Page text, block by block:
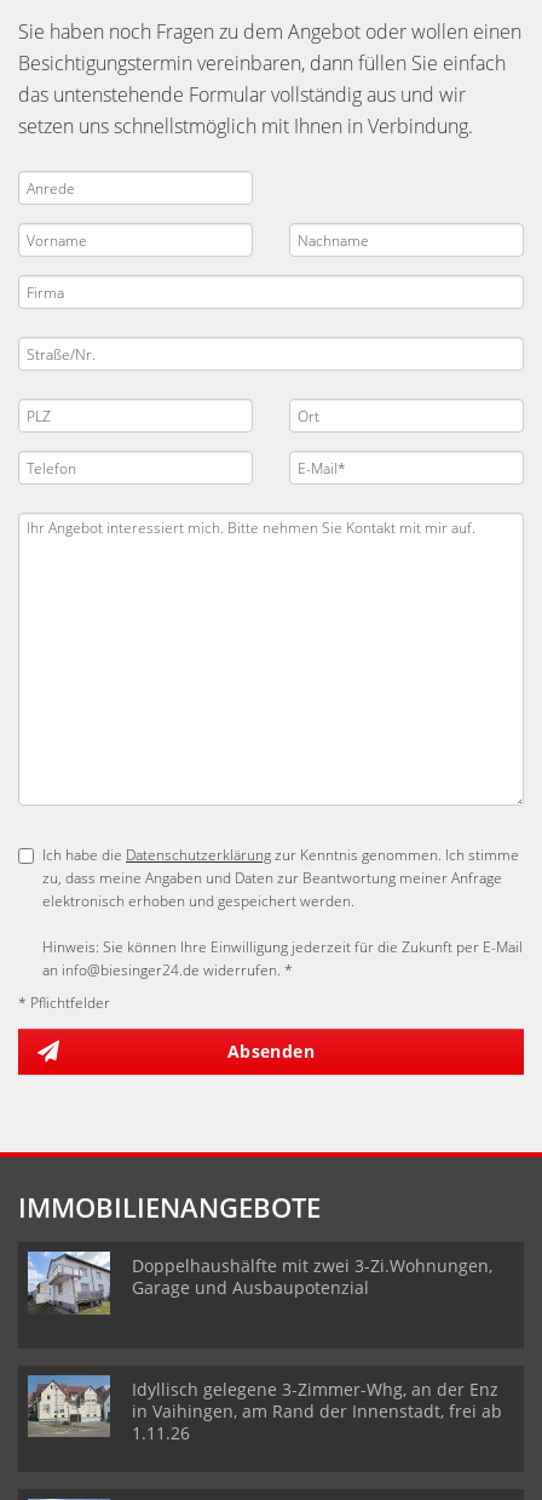
Sie haben noch Fragen zu dem Angebot oder wollen einen
Besichtigungstermin vereinbaren, dann füllen Sie einfach
das untenstehende Formular vollständig aus und wir
setzen uns schnellstmöglich mit Ihnen in Verbindung.
Ich habe die Datenschutzerklärungzur Kenntnis genommen. Ich stimme
zu, dass meine Angaben und Daten zur Beantwortung meiner Anfrage
elektronisch erhoben und gespeichert werden.
Hinweis: Sie können Ihre Einwilligung jederzeit für die Zukunft per E-Mail
an info@biesinger24.de widerrufen. *
* Pflichtfelder
Absenden
IMMOBILIENANGEBOTE
Doppelhaushälfte mit zwei 3-Zi.Wohnungen,
Garage und Ausbaupotenzial
Idyllisch gelegene 3-Zimmer-Whg, an der Enz
in Vaihingen, am Rand der Innenstadt, frei ab
1.11.26